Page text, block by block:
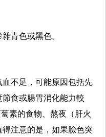
青色或黑色。
不足，可能原因包括先
食或腸胃消化能力較
素的食物、熬夜（肝火
注意的是，如果臉色突